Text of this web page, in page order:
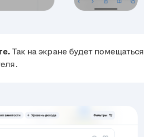
Так на экране будет помещаться